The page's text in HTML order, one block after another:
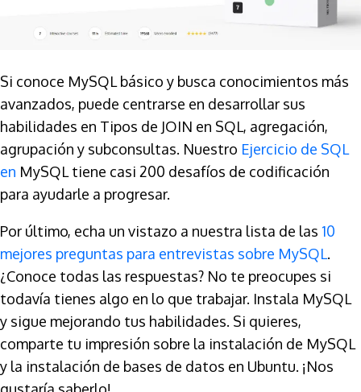
Si conoce MySQL básico y busca conocimientos más
avanzados, puede centrarse en desarrollar sus
habilidades en Tipos de JOIN en SQL, agregación,
agrupación y subconsultas. Nuestro Ejercicio de SQL
en MySQL tiene casi 200 desafíos de codificación
para ayudarle a progresar.
Por último, echa un vistazo a nuestra lista de las 10
mejores preguntas para entrevistas sobre MySQL.
¿Conoce todas las respuestas? No te preocupes si
todavía tienes algo en lo que trabajar. Instala MySQL
y sigue mejorando tus habilidades. Si quieres,
comparte tu impresión sobre la instalación de MySQL
y la instalación de bases de datos en Ubuntu. ¡Nos